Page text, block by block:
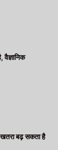
वैज्ञानिक
बढ़ सकता है